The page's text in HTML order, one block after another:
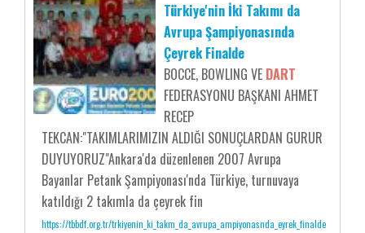
Türkiye'nin İki Takımı da
Avrupa Şampiyonasında
Çeyrek Finalde
BOCCE, BOWLING VE DART
FEDERASYONU BAŞKANI AHMET
RECEP
TEKCAN:"TAKIMLARIMIZIN ALDIĞI SONUÇLARDAN GURUR
DUYUYORUZ"Ankara'da düzenlenen 2007 Avrupa
Bayanlar Petank Şampiyonası'nda Türkiye, turnuvaya
katıldığı 2 takımla da çeyrek fin
https://tbbdf.org.tr/trkiyenin_ki_takm_da_avrupa_ampiyonasnda_eyrek_finalde